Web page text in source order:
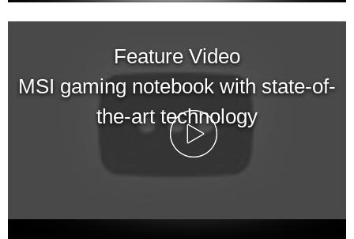
Feature Video
MSI gaming notebook with state-of-
the-art technology